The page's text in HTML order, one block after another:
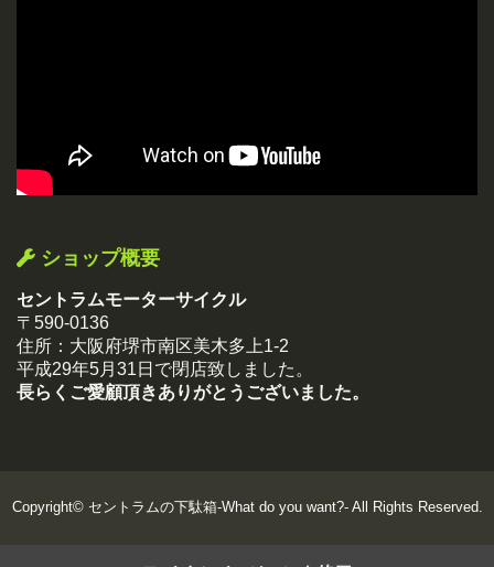
ショップ概要
セントラムモーターサイクル
〒590-0136
住所：大阪府堺市南区美木多上1-2
平成29年5月31日で閉店致しました。
長らくご愛顧頂きありがとうございました。
Copyright© セントラムの下駄箱-What do you want?-All Rights Reserved.